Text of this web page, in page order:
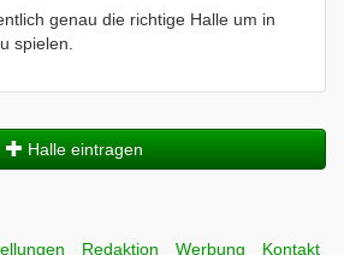
genau die richtige Halle um in
spielen.
Halle eintragen
Redaktion Werbung Kontakt